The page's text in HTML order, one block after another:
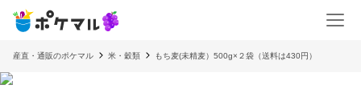
産直・通販のポケマル 米・穀類 もち麦(未精麦）500g×２袋（送料は430円）